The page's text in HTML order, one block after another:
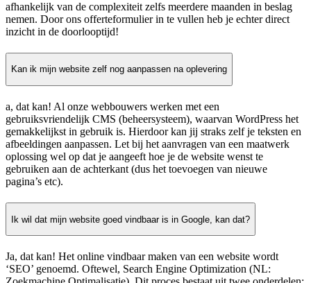
afhankelijk van de complexiteit zelfs meerdere maanden in beslag
nemen. Door ons offerteformulier in te vullen heb je echter direct
inzicht in de doorlooptijd!
Kan ik mijn website zelf nog aanpassen na oplevering
a, dat kan! Al onze webbouwers werken met een
gebruiksvriendelijk CMS (beheersysteem), waarvan WordPress het
gemakkelijkst in gebruik is. Hierdoor kan jij straks zelf je teksten en
afbeeldingen aanpassen. Let bij het aanvragen van een maatwerk
oplossing wel op dat je aangeeft hoe je de website wenst te
gebruiken aan de achterkant (dus het toevoegen van nieuwe
pagina’s etc).
Ik wil dat mijn website goed vindbaar is in Google, kan dat?
Ja, dat kan! Het online vindbaar maken van een website wordt
‘SEO’ genoemd. Oftewel, Search Engine Optimization (NL: